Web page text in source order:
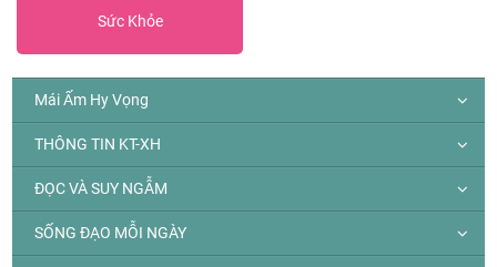
Sức Khỏe
Mái Ấm Hy Vọng
THÔNG TIN KT-XH
ĐỌC VÀ SUY NGẪM
SỐNG ĐẠO MỖI NGÀY